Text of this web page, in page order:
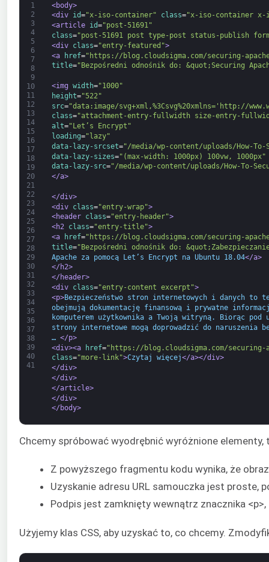
1
2
3
4
5
6
7
8
9
10
11
12
13
14
15
16
17
18
19
20
21
22
23
24
25
26
27
28
29
30
31
32
33
34
35
36
37
38
39
40
41
<body>
<div id="x-iso-container" class="x-iso-container x-
<article id="post-51691"
class="post-51691 post type-post status-publish
<div class="entry-featured">
<a
href="https://blog.cloudsigma.com/securing-
title="Bezpośredni odnośnik do: &quot;Securing
<img width="1000"
height="522"
src="data:image/svg+xml,%3Csvg%20xmlns='http://
class="attachment-entry-fullwidth size-entry-
alt="Let’s Encrypt"
loading="lazy"
data-lazy-srcset="/media/wp-content/uploads/How-
data-lazy-sizes="(max-width: 1000px) 100vw, 1000px"
data-lazy-src="/media/wp-content/uploads/How-To-
</a>
</div>
<div class="entry-wrap">
<header class="entry-header">
<h2 class="entry-title">
<a
href="https://blog.cloudsigma.com/securing-
title="Bezpośredni odnośnik do:
Apache za pomocą Let’s Encrypt na Ubuntu 18.04</a>
</h2>
</header>
<div class="entry-content excerpt">
<p>Bezpieczeństwo stron internetowych i danych to
obejmują dokumentację finansową i prywatne
komputerem użytkownika a Twoją witryną. Biorąc
strony internetowe mogą doprowadzić do
… </p>
<div><a href="https://blog.cloudsigma.com/
class="more-link">Czytaj więcej</a></div>
</div>
</div>
</article>
</div>
</body>
Chcemy spróbować wyodrębnić wyróżnione
Z powyższego fragmentu kodu wynika, że
Uzyskanie adresu URL samouczka jest proste,
Podpis jest zamknięty wewnątrz znacznika
Użyjemy klas CSS, aby uzyskać to, co chcemy.